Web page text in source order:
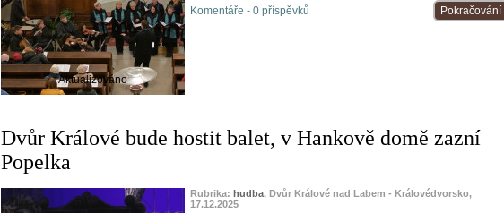
Aktualizováno
Pokračování
Komentáře - 0 příspěvků
Dvůr Králové bude hostit balet, v Hankově domě zazní
Popelka
Rubrika: hudba, Dvůr Králové nad Labem - Královédvorsko,
17.12.2025